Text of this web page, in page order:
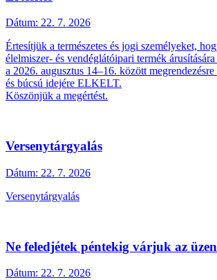
Dátum: 22. 7. 2026
Értesítjük a természetes és jogi személyeket,
élelmiszer- és vendéglátóipari termék
a 2026. augusztus 14–16. között
és búcsú idejére ELKELT.
Köszönjük a megértést.
Versenytárgyalás
Dátum: 22. 7. 2026
Versenytárgyalás
Ne feledjétek péntekig várjuk az
Dátum: 22. 7. 2026